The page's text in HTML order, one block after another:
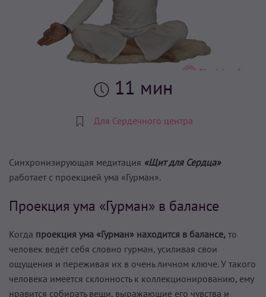
11 мин
Для Сердечного центра
Синхронизирующая медитация «Щит для Сердца»
работает с проекцией ума «Гурман».
Проекция ума «Гурман» в балансе
Когда проекция ума «Гурман» находится в балансе, то
человек ведёт себя словно гурман, усиливая свои
ощущения и переживая их в очень личном ключе. У такого
человека имеется склонность к коллекционированию, ему
нравится собирать вещи, выражающие его чувства и